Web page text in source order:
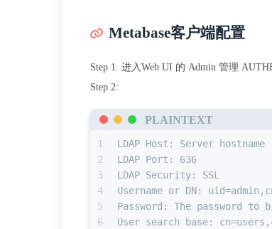
Metabase客户端配置
Step 1: 进入Web UI 的 Admin 管理
Step 2:
PLAINTEXT
1
2
3
4
5
6
LDAP Host: Server hostname
LDAP Port: 636
LDAP Security: SSL
Username or DN:
Password: The password
User search base: